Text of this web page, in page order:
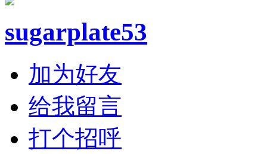
sugarplate53
加为好友
给我留言
打个招呼